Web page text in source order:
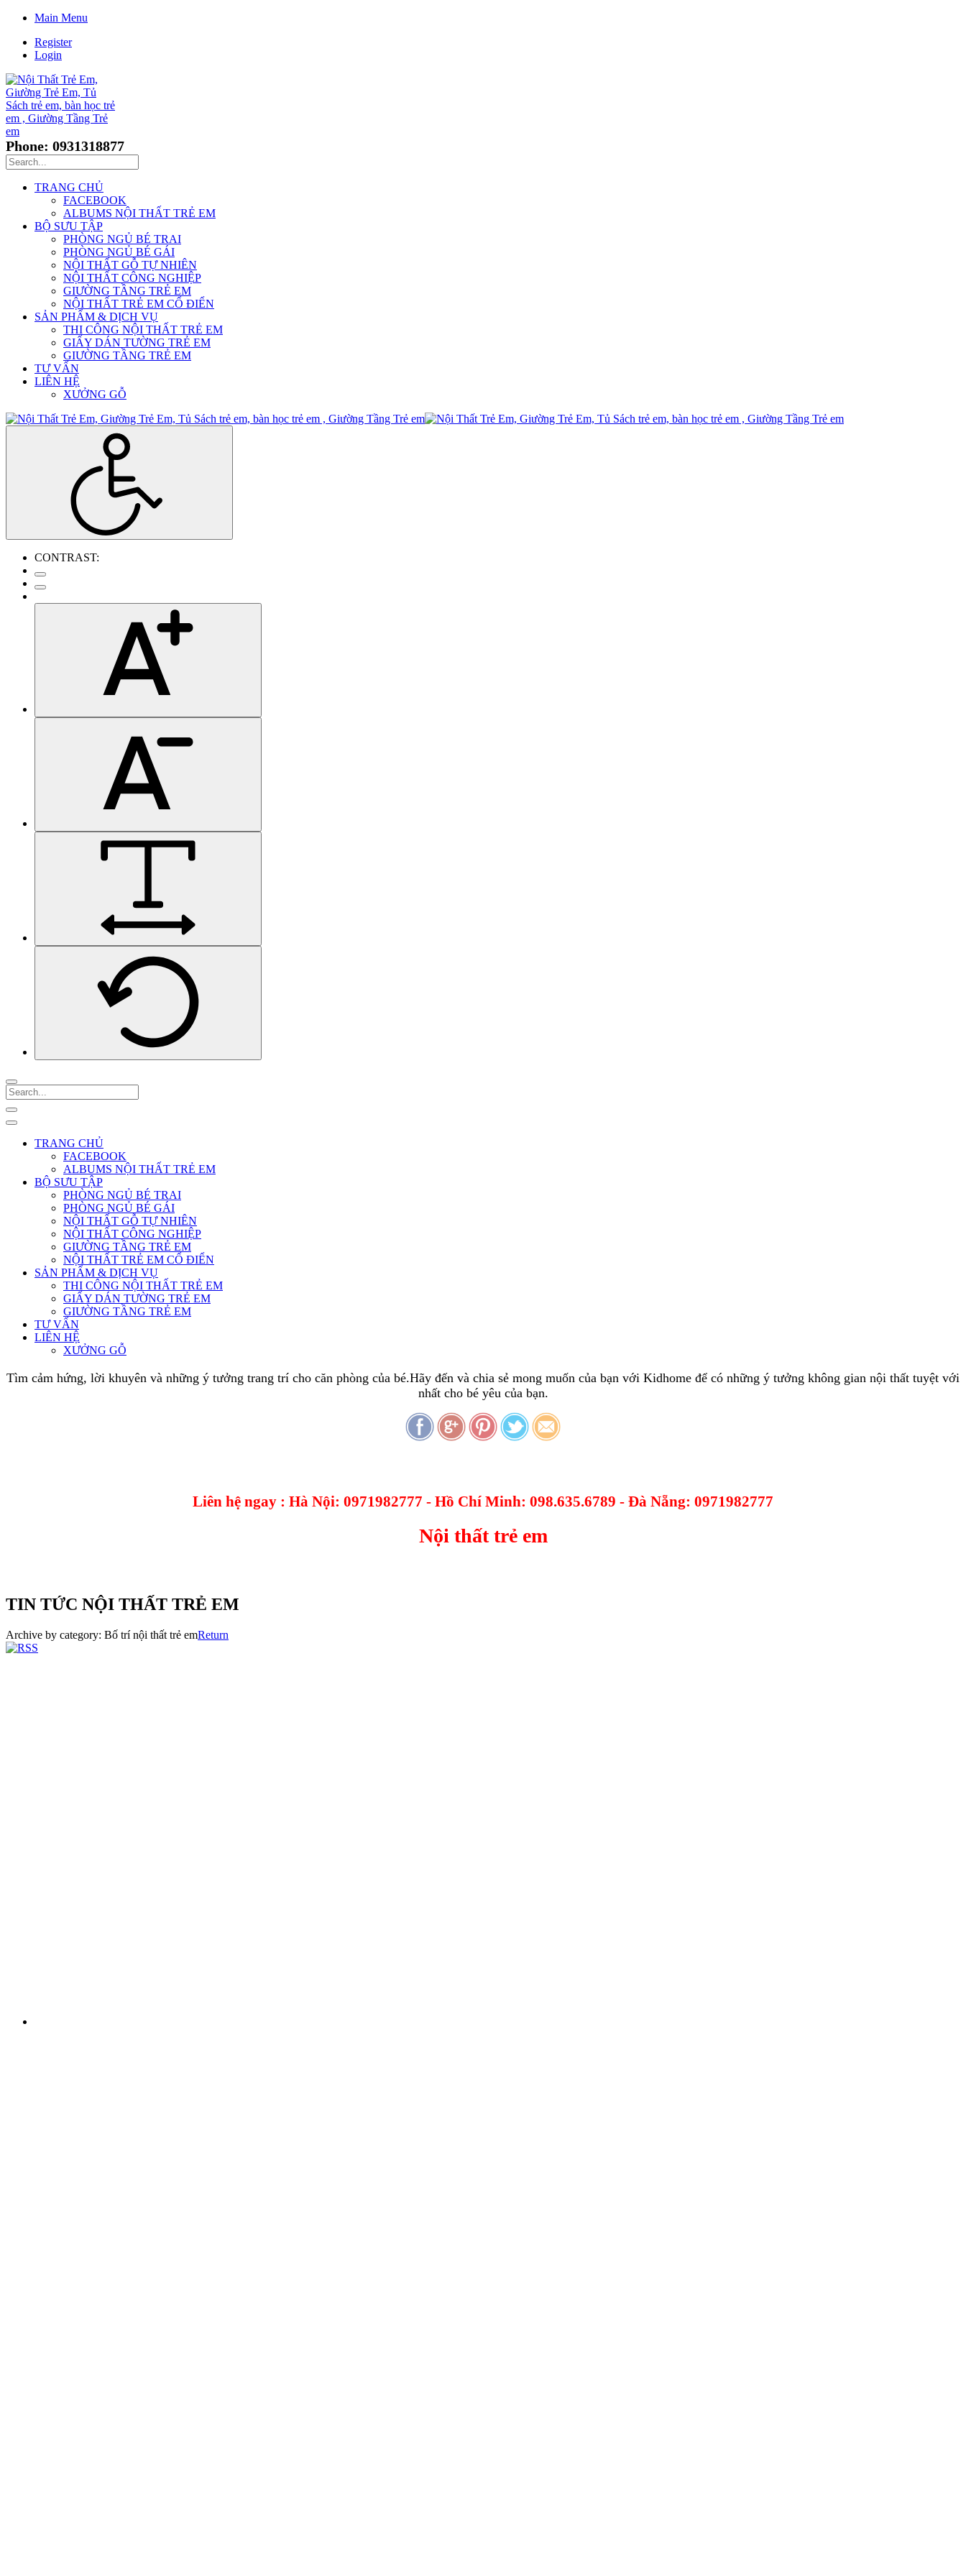
Main Menu
Register
Login
Phone: 0931318877
TRANG CHỦ
FACEBOOK
ALBUMS NỘI THẤT TRẺ EM
BỘ SƯU TẬP
PHÒNG NGỦ BÉ TRAI
PHÒNG NGỦ BÉ GÁI
NỘI THẤT GỖ TỰ NHIÊN
NỘI THẤT CÔNG NGHIỆP
GIƯỜNG TẦNG TRẺ EM
NỘI THẤT TRẺ EM CỔ ĐIỂN
SẢN PHẨM & DỊCH VỤ
THI CÔNG NỘI THẤT TRẺ EM
GIẤY DÁN TƯỜNG TRẺ EM
GIƯỜNG TẦNG TRẺ EM
TƯ VẤN
LIÊN HỆ
XƯỞNG GỖ
CONTRAST:
TRANG CHỦ
FACEBOOK
ALBUMS NỘI THẤT TRẺ EM
BỘ SƯU TẬP
PHÒNG NGỦ BÉ TRAI
PHÒNG NGỦ BÉ GÁI
NỘI THẤT GỖ TỰ NHIÊN
NỘI THẤT CÔNG NGHIỆP
GIƯỜNG TẦNG TRẺ EM
NỘI THẤT TRẺ EM CỔ ĐIỂN
SẢN PHẨM & DỊCH VỤ
THI CÔNG NỘI THẤT TRẺ EM
GIẤY DÁN TƯỜNG TRẺ EM
GIƯỜNG TẦNG TRẺ EM
TƯ VẤN
LIÊN HỆ
XƯỞNG GỖ
Tìm cảm hứng, lời khuyên và những ý tưởng trang trí cho căn phòng của bé.Hãy đến và chia sẻ mong muốn của bạn với Kidhome để có những ý tưởng không gian nội thất tuyệt với
nhất cho bé yêu của bạn.
Liên hệ ngay : Hà Nội: 0971982777 - Hồ Chí Minh: 098.635.6789 - Đà Nẵng: 0971982777
Nội thất trẻ em
TIN TỨC NỘI THẤT TRẺ EM
Archive by category: Bố trí nội thất trẻ emReturn